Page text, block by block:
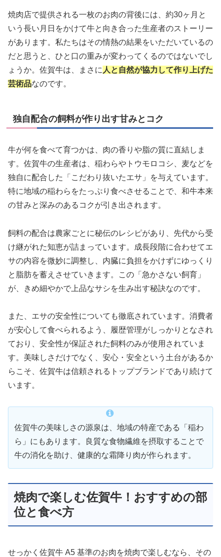
焼肉店で提供される一枚のお肉の背後には、約30ヶ月と
いう長い月日をかけて牛と向き合った生産者のストーリー
があります。私たちはその情熱の結果をいただいているの
だと思うと、ひと口の重みが変わってくるのではないでし
ょうか。佐賀牛は、まさに 人と自然が協力して作り上げた
芸術品なのです。
独自配合の飼料が作り出す甘みとコク
牛が何を食べて育つかは、肉の香りや脂の質に直結しま
す。佐賀牛の生産者は、稲わらやトウモロコシ、麦などを
独自に配合した「こだわり抜いたエサ」を与えています。
特に地域の稲わらをたっぷり食べさせることで、和牛本来
の甘みと深みのあるコクが引き出されます。
飼料の配合は農家ごとに秘伝のレシピがあり、先代から受
け継がれた知恵が詰まっています。成長段階に合わせてエ
サの内容を微妙に調整し、内臓に負担をかけずにゆっくり
と脂肪を蓄えさせていきます。この「急かさない飼育」
が、きめ細やかで上品なサシを生み出す秘訣なのです。
また、エサの安全性についても徹底されています。消費者
が安心して食べられるよう、履歴管理がしっかりとなされ
ており、安全性が保証された飼料のみが使用されていま
す。美味しさだけでなく、安心・安全という土台があるか
らこそ、佐賀牛は信頼されるトップブランドであり続けて
います。
佐賀牛の美味しさの源泉は、地域の特産である「稲わ
ら」にもあります。良質な食物繊維を摂取することで
牛の消化を助け、健康的な霜降り肉が作られます。
焼肉で楽しむ佐賀牛！おすすめの部
位と食べ方
せっかく佐賀牛 A5 基準のお肉を焼肉で楽しむなら、その